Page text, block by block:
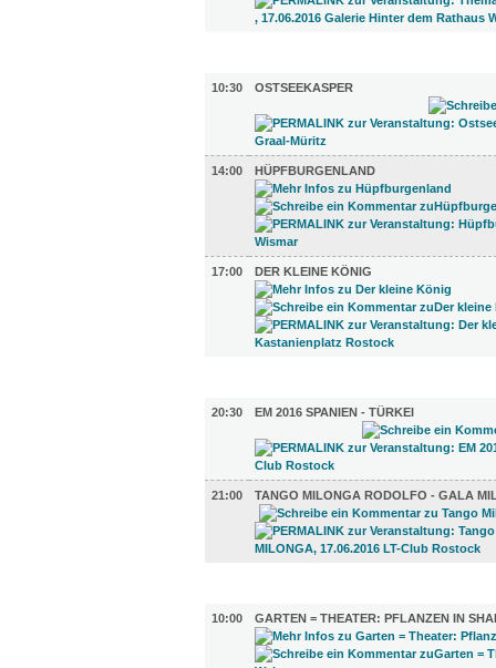
10:30
OSTSEEKASPER
14:00 HÜPFBURGENLAND
17:00 DER KLEINE KÖNIG
20:30
EM 2016 SPANIEN - TÜRKEI
21:00 TANGO MILONGA RODOLFO - GALA
10:00
GARTEN = THEATER: PFLANZEN IN